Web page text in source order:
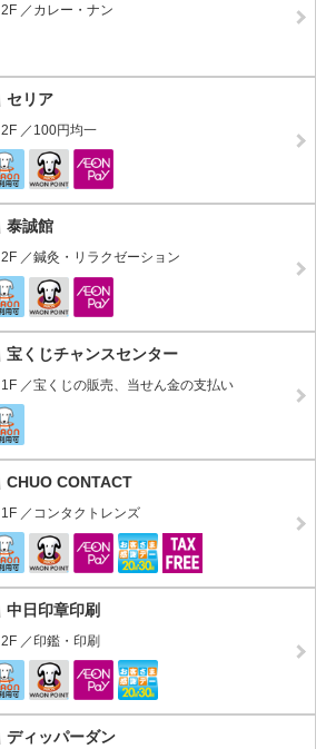
2F ／カレー・ナン
セリア
2F ／100円均一
泰誠館
2F ／鍼灸・リラクゼーション
宝くじチャンスセンター
1F ／宝くじの販売、当せん金の支払い
CHUO CONTACT
1F ／コンタクトレンズ
中日印章印刷
2F ／印鑑・印刷
ディッパーダン